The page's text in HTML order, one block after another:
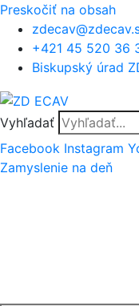
Preskočiť na obsah
+421 45 520 36
Biskupský úrad
Vyhľadať
Facebook Instagram
Zamyslenie na deň